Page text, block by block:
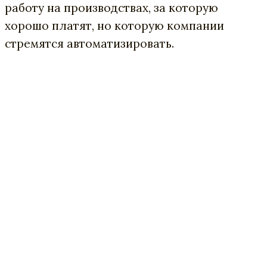
работу на производствах, за которую
хорошо платят, но которую компании
стремятся автоматизировать.